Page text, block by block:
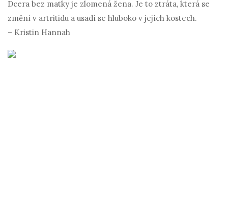
Dcera bez matky je zlomená žena. Je to ztráta, která se
změní v artritidu a usadí se hluboko v jejích kostech.
– Kristin Hannah